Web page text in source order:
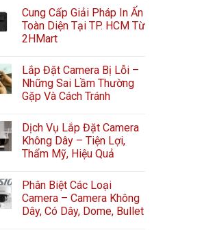
Cung Cấp Giải Pháp In Ấn
Toàn Diện Tại TP. HCM Từ
2HMart
Lắp Đặt Camera Bị Lỗi –
Những Sai Lầm Thường
Gặp Và Cách Tránh
Dịch Vụ Lắp Đặt Camera
Không Dây – Tiện Lợi,
Thẩm Mỹ, Hiệu Quả
Phân Biệt Các Loại
Camera – Camera Không
Dây, Có Dây, Dome, Bullet